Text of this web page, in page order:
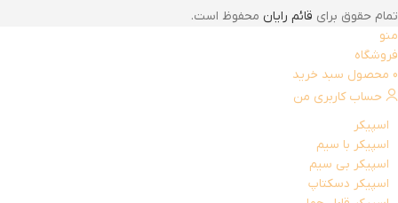
تمام حقوق برای قائم رایان محفوظ است.
منو
فروشگاه
0 محصول سبد خرید
حساب کاربری من
اسپیکر
اسپیکر با سیم
اسپیکر بی سیم
اسپیکر دسکتاپ